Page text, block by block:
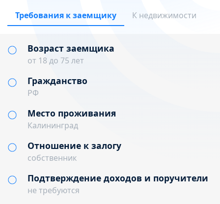
Требования к заемщику К недвижимости
Возраст заемщика
от 18 до 75 лет
Гражданство
РФ
Место проживания
Калининград
Отношение к залогу
собственник
Подтверждение доходов и поручители
не требуются